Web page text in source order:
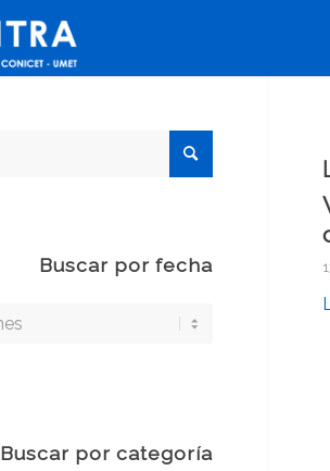
Buscar por fecha
Buscar por categoría